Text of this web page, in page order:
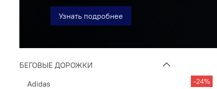
Узнать подробнее
-24%
БЕГОВЫЕ ДОРОЖКИ
Adidas